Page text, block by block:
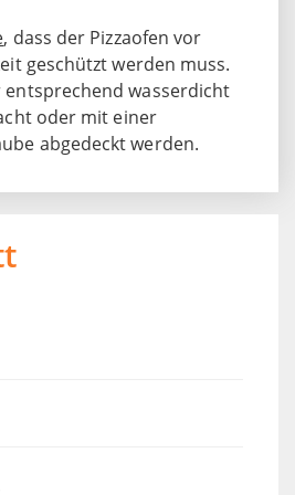
, dass der Pizzaofen vor
geschützt werden muss.
entsprechend wasserdicht
oder mit einer
abgedeckt werden.